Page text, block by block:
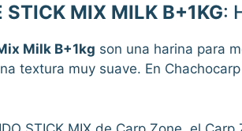
STICK MIX MILK B+1KG:
Milk B+1kg son una harina para
textura muy suave. En